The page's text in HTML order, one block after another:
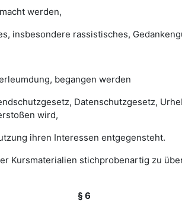
werden,
insbesondere rassistisches,
begangen werden
Datenschutzgesetz,
wird,
ihren Interessen entgegensteht.
Kursmaterialien stichprobenartig zu
§ 6